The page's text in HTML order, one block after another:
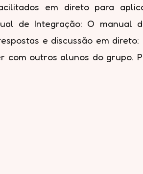
em direto para
de Integração: O manual
e discussão em direto:
com outros alunos do grupo.